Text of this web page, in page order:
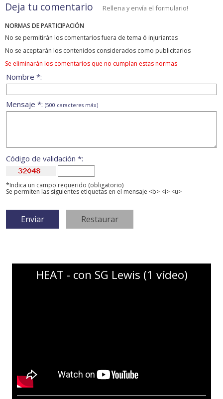
Deja tu comentario Rellena y envía el formulario!
NORMAS DE PARTICIPACIÓN
No se permitirán los comentarios fuera de tema ó injuriantes
No se aceptarán los contenidos considerados como publicitarios
Se eliminarán los comentarios que no cumplan estas normas
Nombre *:
Mensaje *: (500 caracteres máx)
Código de validación *:
*Indica un campo requerido (obligatorio)
Se permiten las siguientes etiquetas en el mensaje <b> <i> <u>
HEAT - con SG Lewis (1 vídeo)